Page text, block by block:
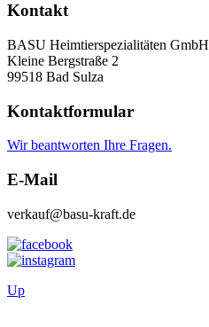
Kontakt
BASU Heimtierspezialitäten GmbH
Kleine Bergstraße 2
99518 Bad Sulza
Kontaktformular
Wir beantworten Ihre Fragen.
E-Mail
verkauf@basu-kraft.de
Up